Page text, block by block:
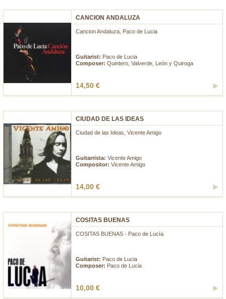
CANCION ANDALUZA
Cancion Andaluza, Paco de Lucia
Guitarist: Paco de Lucia
Composer: Quintero, Valverde, León y Quiroga
14,50 €
CIUDAD DE LAS IDEAS
Ciudad de las Ideas, Vicente Amigo
Guitarrista: Vicente Amigo
Compositor: Vicente Amigo
14,00 €
COSITAS BUENAS
COSITAS BUENAS - Paco de Lucía
Guitarist: Paco de Lucia
Composer: Paco de Lucia
10,00 €